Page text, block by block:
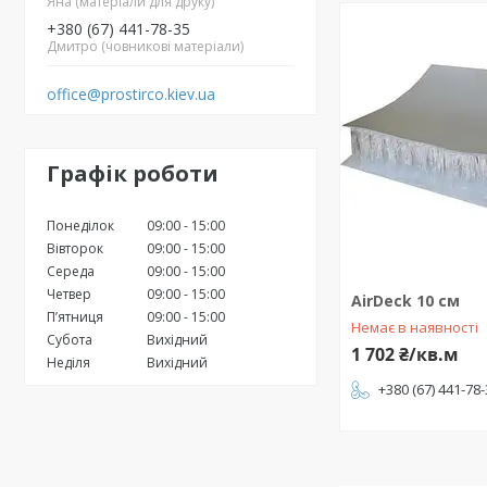
+380 (67) 441-78-35
Дмитро (човникові матеріали)
office@prostirco.kiev.ua
Графік роботи
Понеділок 09:00
15:00
Вівторок
09:00
15:00
Середа
09:00
15:00
Четвер
09:00
15:00
Пʼятниця
09:00
15:00
Субота
Вихідний
Неділя
Вихідний
AirDeck 10 см
Немає в наявності
1 702 ₴/кв.м
+380 (67) 441-